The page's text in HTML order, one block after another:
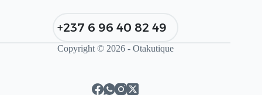
+237 6 96 40 82 49
Copyright © 2026 - Otakutique